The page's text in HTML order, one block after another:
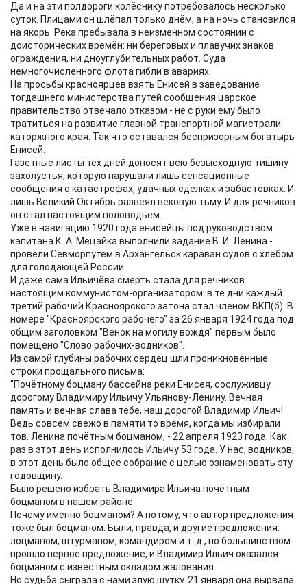
Да и на эти полдороги колёснику потребовалось несколько
суток. Плицами он шлёпал только днём, а на ночь становился
на якорь. Река пребывала в неизменном состоянии с
доисторических времён: ни береговых и плавучих знаков
ограждения, ни дноуглубительных работ. Суда
немногочисленного флота гибли в авариях.
На просьбы красноярцев взять Енисей в заведование
тогдашнего министерства путей сообщения царское
правительство отвечало отказом - не с руки ему было
тратиться на развитие главной транспортной магистрали
каторжного края. Так что оставался беспризорным богатырь
Енисей.
Газетные листы тех дней доносят всю безысходную тишину
захолустья, которую нарушали лишь сенсационные
сообщения о катастрофах, удачных сделках и забастовках. И
лишь Великий Октябрь развеял вековую тьму. И для речников
он стал настоящим половодьем.
Уже в навигацию 1920 года енисейцы под руководством
капитана К. А. Мецайка выполнили задание В. И. Ленина -
провели Севморпутём в Архангельск караван судов с хлебом
для голодающей России.
И даже сама Ильичёва смерть стала для речников
настоящим коммунистом-организатором: в те дни каждый
третий рабочий Красноярского затона стал членом ВКП(б). В
номере "Красноярского рабочего" за 26 января 1924 года под
общим заголовком "Венок на могилу вождя" первым было
помещено "Слово рабочих-водников".
Из самой глубины рабочих сердец шли проникновенные
строки прощального письма:
"Почётному боцману бассейна реки Енисея, сослуживцу
дорогому Владимиру Ильичу Ульянову-Ленину. Вечная
память и вечная слава тебе, наш дорогой Владимир Ильич!
Ведь совсем свежо в памяти то время, когда мы избирали
тов. Ленина почётным боцманом, - 22 апреля 1923 года. Как
раз в этот день исполнилось Ильичу 53 года. У нас, водников,
в этот день было общее собрание с целью ознаменовать эту
годовщину.
Было решено избрать Владимира Ильича почётным
боцманом в нашем районе.
Почему именно боцманом? А потому, что автор предложения
тоже был боцманом. Были, правда, и другие предложения:
лоцманом, штурманом, командиром и т. д., но большинством
прошло первое предложение, и Владимир Ильич оказался
боцманом с известным окладом жалования.
Но судьба сыграла с нами злую шутку. 21 января она вырвала